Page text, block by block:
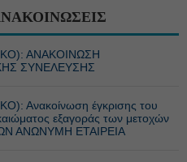
ΑΝΑΚΟΙΝΩΣΗ
ΣΥΝΕΛΕΥΣΗΣ
Ανακοίνωση έγκρισης του
εξαγοράς των μετοχών
ΑΝΩΝΥΜΗ ΕΤΑΙΡΕΙΑ